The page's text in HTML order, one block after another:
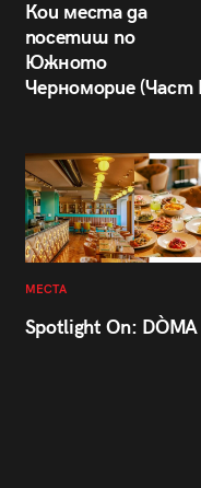
Кои места да
посетиш по
Южното
Черноморие (Част
МЕСТА
Spotlight On: DÒMA